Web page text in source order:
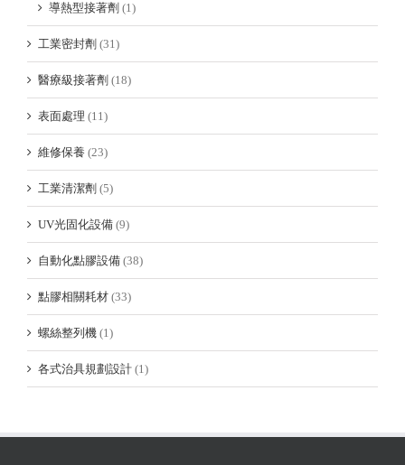
導熱型接著劑 (1)
工業密封劑 (31)
醫療級接著劑 (18)
表面處理 (11)
維修保養 (23)
工業清潔劑 (5)
UV光固化設備 (9)
自動化點膠設備 (38)
點膠相關耗材 (33)
螺絲整列機 (1)
各式治具規劃設計 (1)